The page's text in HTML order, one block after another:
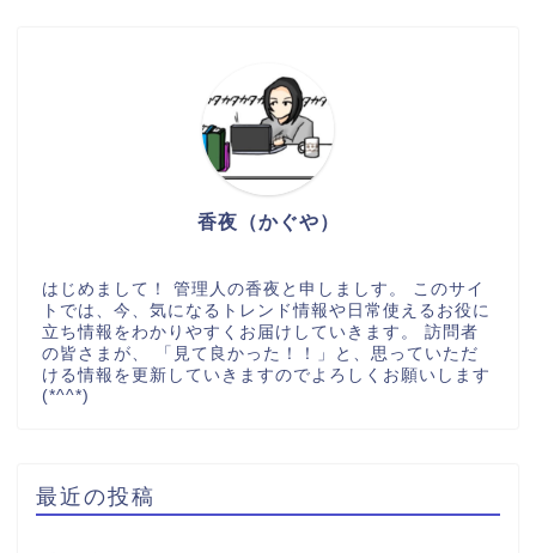
香夜（かぐや）
はじめまして！ 管理人の香夜と申しましす。 このサイ
トでは、今、気になるトレンド情報や日常使えるお役に
立ち情報をわかりやすくお届けしていきます。 訪問者
の皆さまが、 「見て良かった！！」と、思っていただ
ける情報を更新していきますのでよろしくお願いします
(*^^*)
最近の投稿